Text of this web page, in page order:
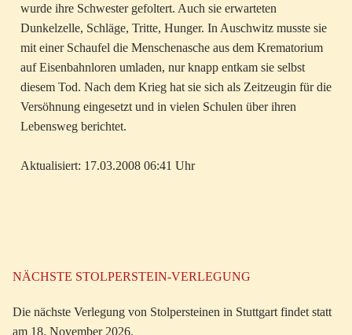
wurde ihre Schwester gefoltert. Auch sie erwarteten
Dunkelzelle, Schläge, Tritte, Hunger. In Auschwitz musste sie
mit einer Schaufel die Menschenasche aus dem Krematorium
auf Eisenbahnloren umladen, nur knapp entkam sie selbst
diesem Tod. Nach dem Krieg hat sie sich als Zeitzeugin für die
Versöhnung eingesetzt und in vielen Schulen über ihren
Lebensweg berichtet.
Aktualisiert: 17.03.2008 06:41 Uhr
NÄCHSTE STOLPERSTEIN-VERLEGUNG
Die nächste Verlegung von Stolpersteinen in Stuttgart findet statt
am 18. November 2026.